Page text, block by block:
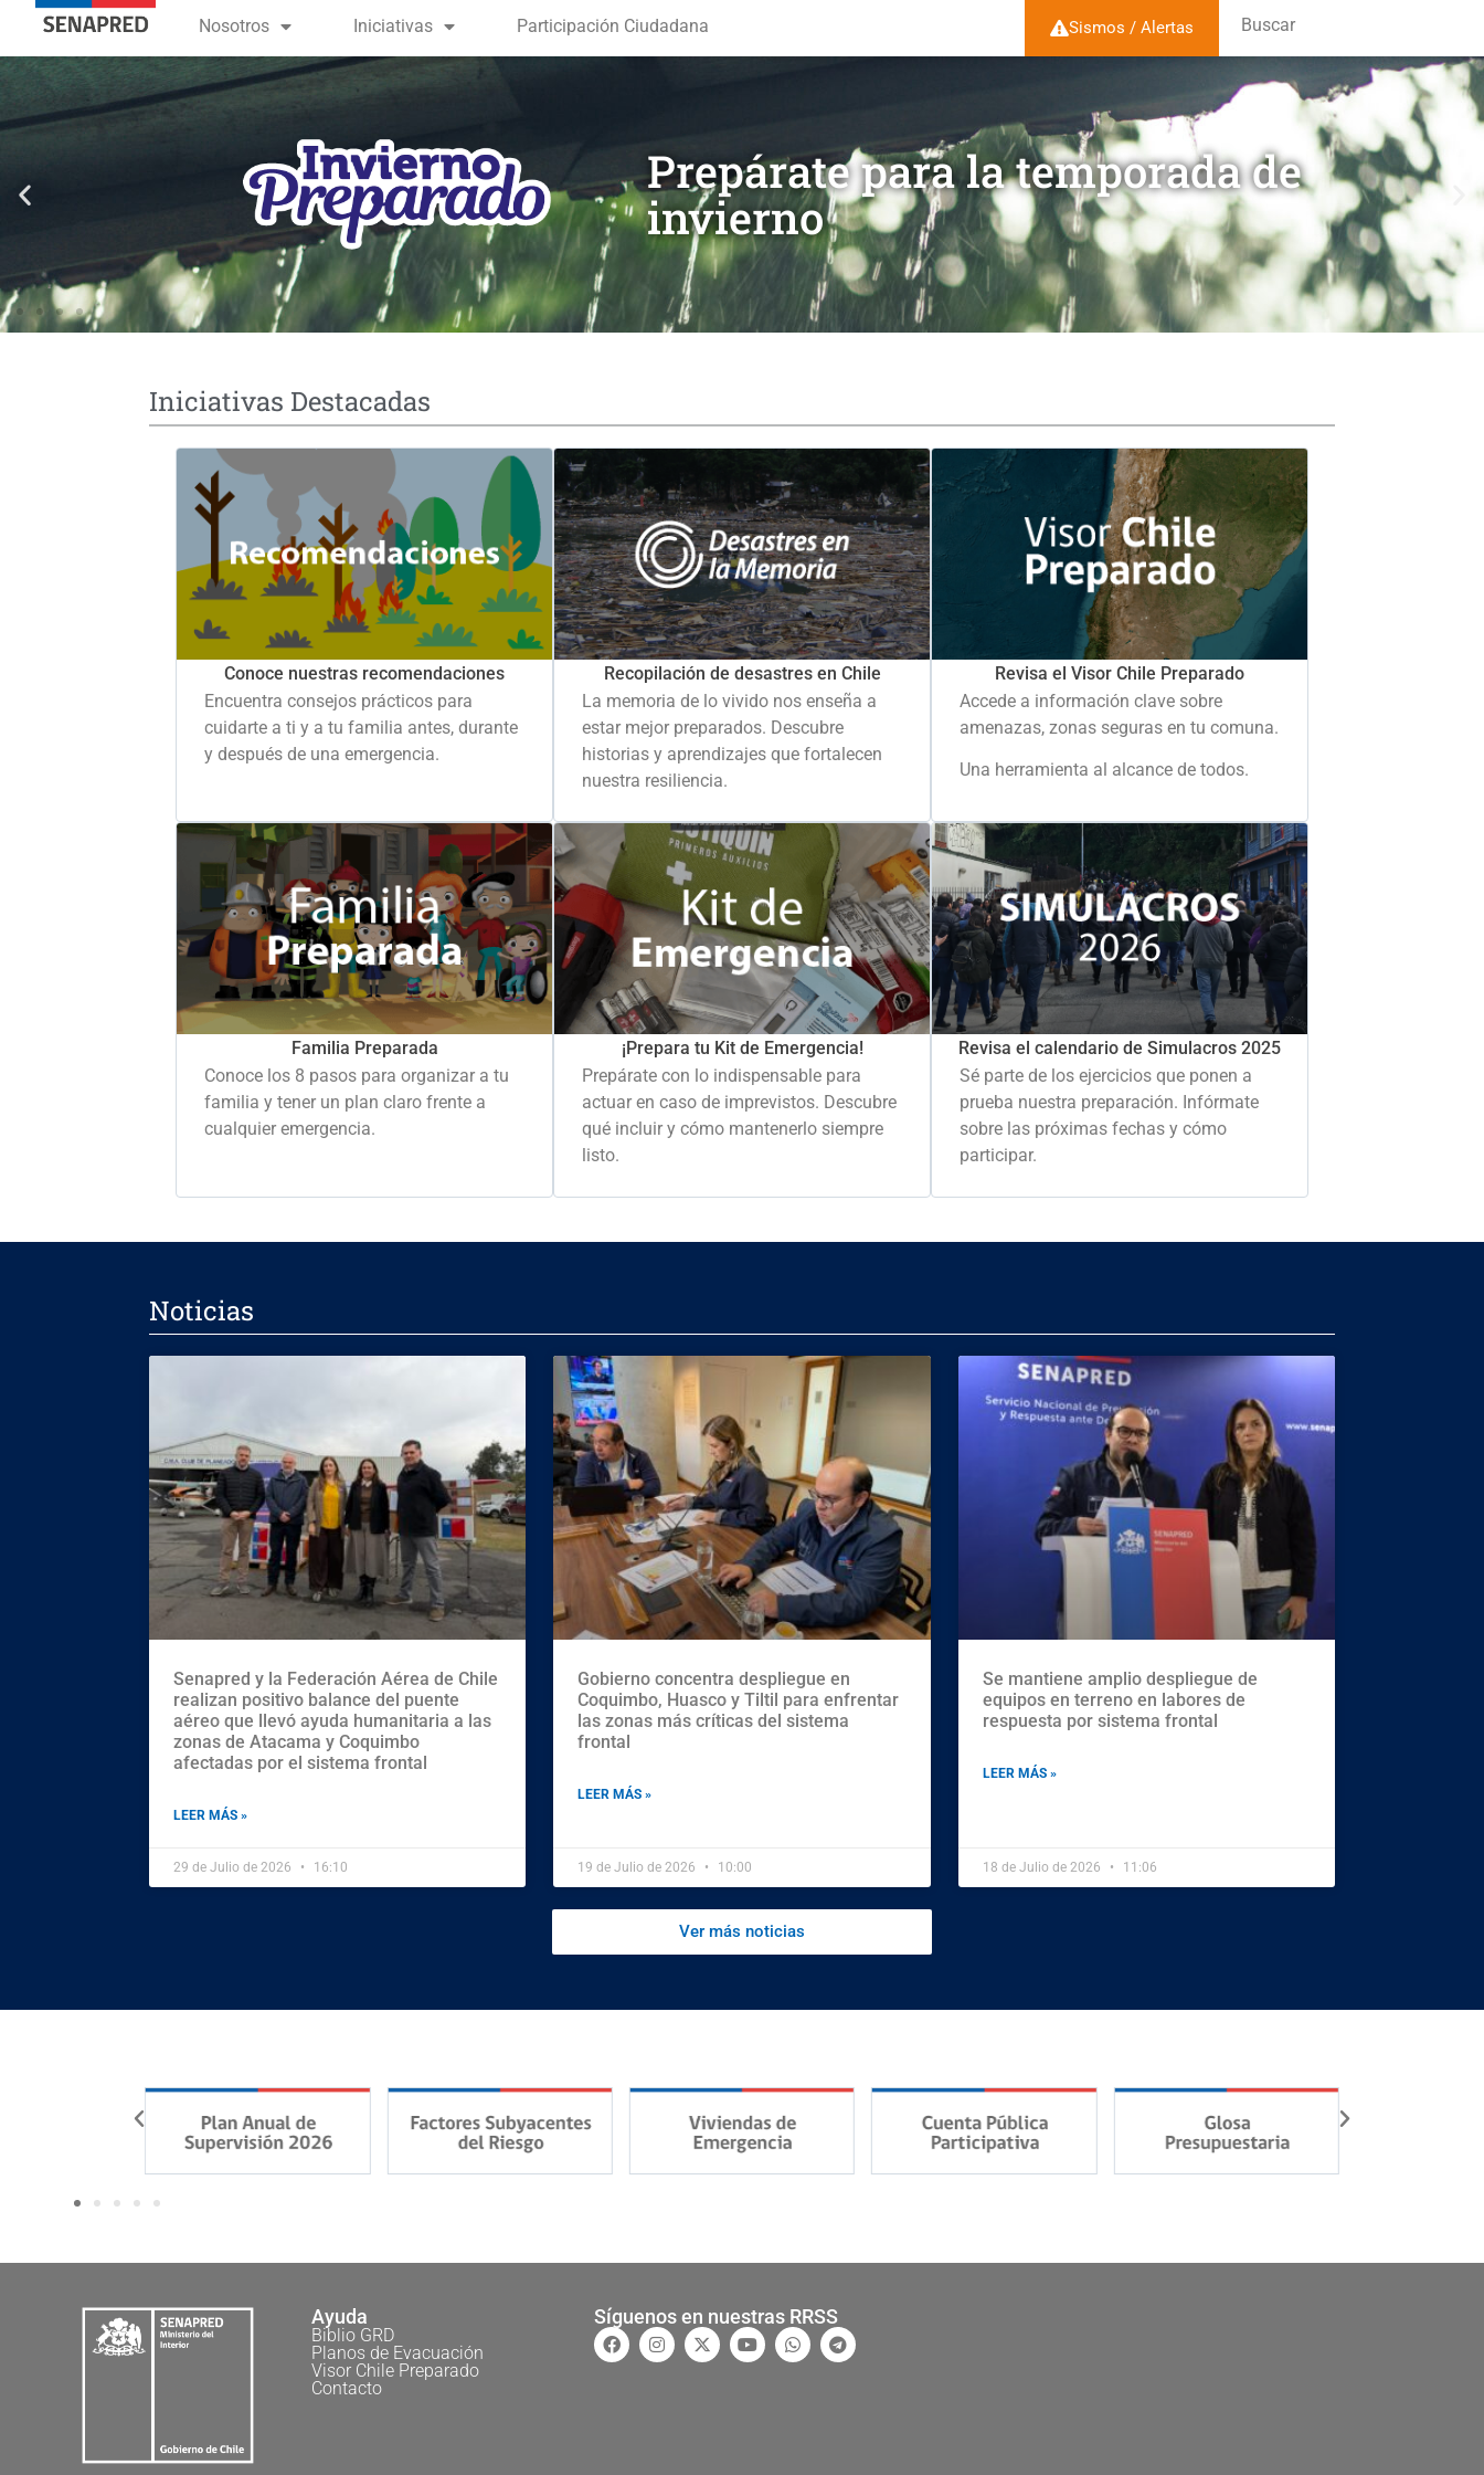
contenido
Nosotros Iniciativas Participación Ciudadana Sismos / Alertas Buscar
Prepárate para la temporada de
invierno
Iniciativas Destacadas
Conoce nuestras recomendaciones
Encuentra consejos prácticos para
cuidarte a ti y a tu familia antes, durante
y después de una emergencia.
Recopilación de desastres en Chile
La memoria de lo vivido nos enseña a
estar mejor preparados. Descubre
historias y aprendizajes que fortalecen
nuestra resiliencia.
Revisa el Visor Chile Preparado
Accede a información clave sobre
amenazas, zonas seguras en tu comuna.
Una herramienta al alcance de todos.
Familia Preparada
Conoce los 8 pasos para organizar a tu
familia y tener un plan claro frente a
cualquier emergencia.
¡Prepara tu Kit de Emergencia!
Prepárate con lo indispensable para
actuar en caso de imprevistos. Descubre
qué incluir y cómo mantenerlo siempre
listo.
Revisa el calendario de Simulacros 2025
Sé parte de los ejercicios que ponen a
prueba nuestra preparación. Infórmate
sobre las próximas fechas y cómo
participar.
Noticias
Senapred y la Federación Aérea de Chile
realizan positivo balance del puente
aéreo que llevó ayuda humanitaria a las
zonas de Atacama y Coquimbo
afectadas por el sistema frontal
LEER MÁS »
29 de Julio de 2026 16:10
Gobierno concentra despliegue en
Coquimbo, Huasco y Tiltil para enfrentar
las zonas más críticas del sistema
frontal
LEER MÁS »
19 de Julio de 2026 10:00
Se mantiene amplio despliegue de
equipos en terreno en labores de
respuesta por sistema frontal
LEER MÁS »
18 de Julio de 2026 11:06
Ver más noticias
Ayuda
Biblio GRD
Planos de Evacuación
Visor Chile Preparado
Contacto
Síguenos en nuestras RRSS